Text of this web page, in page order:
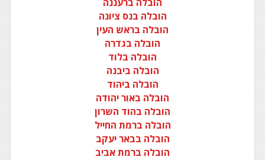
הובלה בנס ציונה
הובלה בראש העין
הובלה בגדרה
הובלה בלוד
הובלה ביבנה
הובלה ביהוד
הובלה באור יהודה
הובלה בהוד השרון
הובלה ברמת החייל
הובלה בבאר יעקב
הובלה ברמת אביב